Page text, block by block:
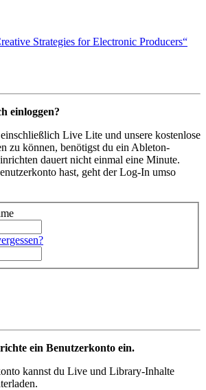
Strategies for Electronic Producers“
einloggen?
Live Lite und unsere kostenlose
zu können, benötigst du ein Ableton-
dauert nicht einmal eine Minute.
hast, geht der Log-In umso
ein Benutzerkonto ein.
kannst du Live und Library-Inhalte